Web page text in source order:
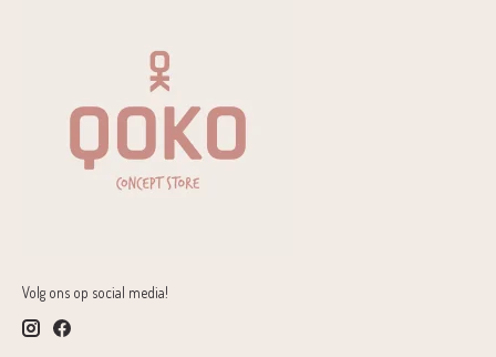
Volg ons op social media!